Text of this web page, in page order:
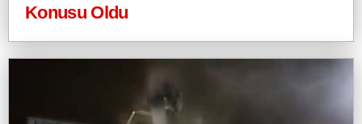
Konusu Oldu